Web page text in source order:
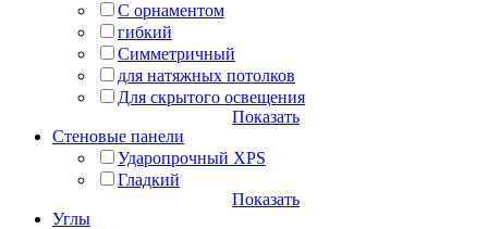
С орнаментом
гибкий
Симметричный
для натяжных потолков
Для скрытого освещения
Показать
Стеновые панели
Ударопрочный XPS
Гладкий
Показать
Углы